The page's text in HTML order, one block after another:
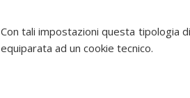
Con tali impostazioni questa tipologia
equiparata ad un cookie tecnico.